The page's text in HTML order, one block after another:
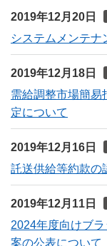
2019年12月20日
システムメンテナ
2019年12月18日
需給調整市場簡易
定について
2019年12月16日
託送供給等約款の
2019年12月11日
2024年度向けブ
案の公表について